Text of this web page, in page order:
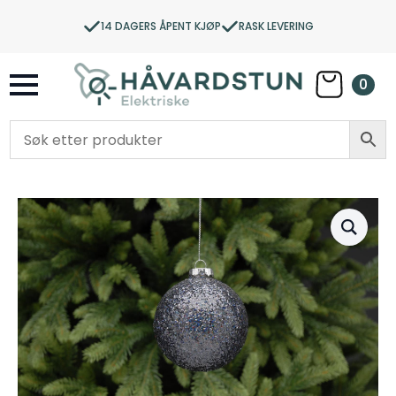
14 DAGERS ÅPENT KJØP RASK LEVERING
0